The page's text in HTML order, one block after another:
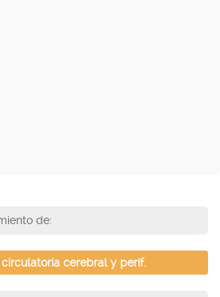
de:
circulatoria cerebral y perif.